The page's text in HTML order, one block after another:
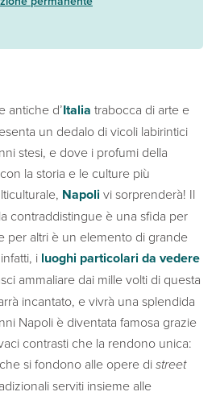
antiche d’Italia trabocca di arte e
un dedalo di vicoli labirintici
stesi, e dove i profumi della
la storia e le culture più
Napolivi sorprenderà! Il
contraddistingue è una sfida per
per altri è un elemento di grande
i luoghi particolari da vedere
ammaliare dai mille volti di questa
incantato, e vivrà una splendida
Napoli è diventata famosa grazie
contrasti che la rendono unica:
si fondono alle opere distreet
serviti insieme alle